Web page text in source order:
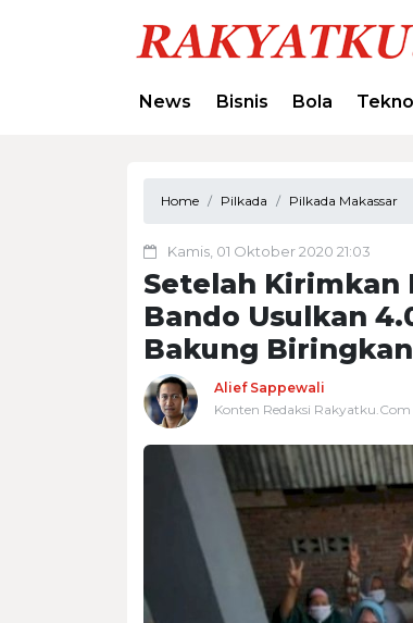
News Bisnis Bola Tekno
Home Pilkada Pilkada Makassar
Kamis, 01 Oktober 2020 21:03
Setelah Kirimkan
Bando Usulkan
Bakung
Alief Sappewali
Konten Redaksi Rakyatku.Com